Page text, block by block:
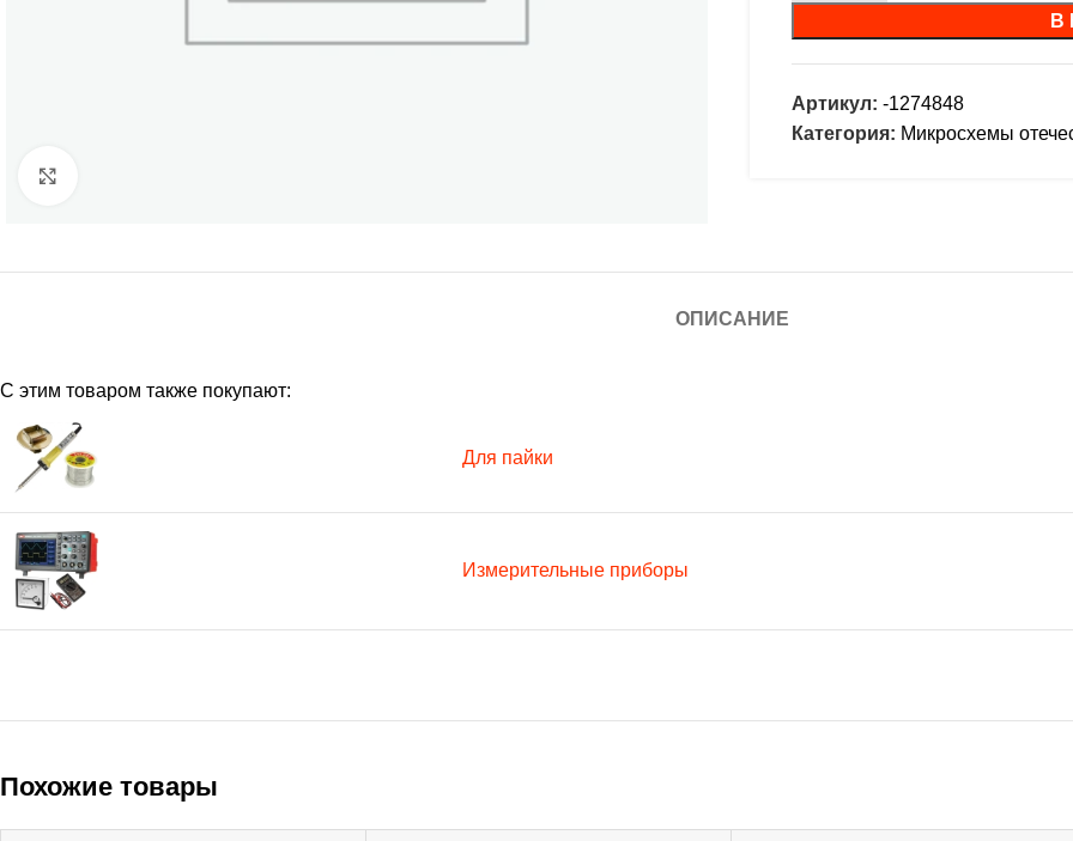
В
Артикул: -1274848
Категория: Микросхемы
ОПИСАНИЕ
С этим товаром также покупают:
Для пайки
Измерительные приборы
Похожие товары